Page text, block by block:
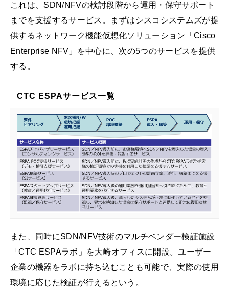
これは、SDN/NFVの検討段階から運用・保守サポート
までを支援するサービス。まずはシスコシステムズが提
供するネットワーク機能仮想化ソリューション「Cisco
Enterprise NFV」を中心に、次の5つのサービスを提供
する。
CTC ESPAサービス一覧
また、同時にSDN/NFV技術のマルチベンダー検証施設
「CTC ESPAラボ」を大崎オフィスに開設。ユーザー
企業の機器をラボに持ち込むことも可能で、実際の使用
環境に応じた検証が行えるという。